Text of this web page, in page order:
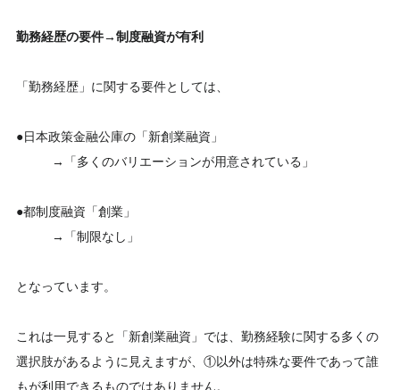
勤務経歴の要件→制度融資が有利
「勤務経歴」に関する要件としては、
●日本政策金融公庫の「新創業融資」
→「多くのバリエーションが用意されている」
●都制度融資「創業」
→「制限なし」
となっています。
これは一見すると「新創業融資」では、勤務経験に関する多くの
選択肢があるように見えますが、①以外は特殊な要件であって誰
もが利用できるものではありません。